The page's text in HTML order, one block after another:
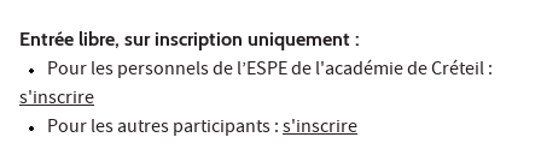
Entrée libre, sur inscription uniquement :
Pour les personnels de l’ESPE de l'académie de Créteil :
s'inscrire
Pour les autres participants :s'inscrire